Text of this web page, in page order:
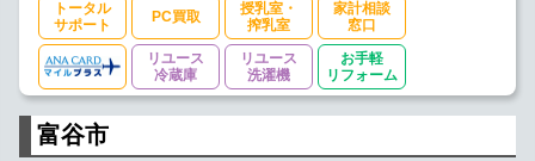
トータル
サポート
PC買取
授乳室・
搾乳室
家計相談
窓口
リユース
冷蔵庫
リユース
洗濯機
お手軽
リフォーム
富谷市